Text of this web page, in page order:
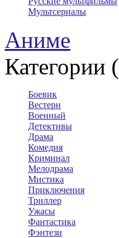
Мультсериалы
Аниме
Категории
Боевик
Вестерн
Военный
Детективы
Драма
Комедия
Криминал
Мелодрама
Мистика
Приключения
Триллер
Ужасы
Фантастика
Фэнтези